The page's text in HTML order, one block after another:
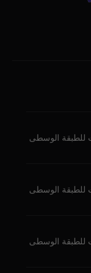
للطبقة الوسطى
للطبقة الوسطى
للطبقة الوسطى